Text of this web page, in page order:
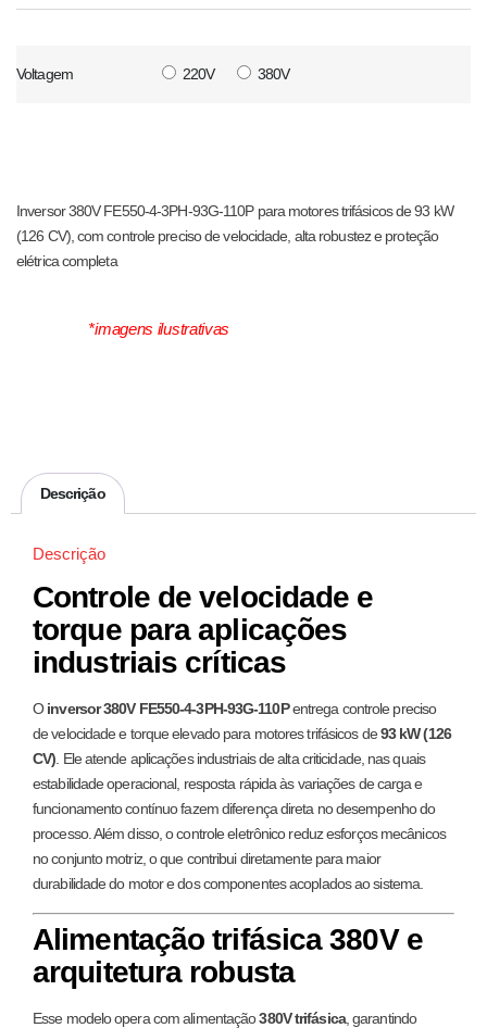
Voltagem 220V 380V
Inversor 380V FE550-4-3PH-93G-110P para motores trifásicos de 93 kW
(126 CV), com controle preciso de velocidade, alta robustez e proteção
elétrica completa
*imagens ilustrativas
Descrição
Descrição
Controle de velocidade e
torque para aplicações
industriais críticas
Oinversor 380V FE550-4-3PH-93G-110Pentrega controle preciso
de velocidade e torque elevado para motores trifásicos de93 kW (126
CV) . Ele atende aplicações industriais de alta criticidade, nas quais
estabilidade operacional, resposta rápida às variações de carga e
funcionamento contínuo fazem diferença direta no desempenho do
processo. Além disso, o controle eletrônico reduz esforços mecânicos
no conjunto motriz, o que contribui diretamente para maior
durabilidade do motor e dos componentes acoplados ao sistema.
Alimentação trifásica 380V e
arquitetura robusta
Esse modelo opera com alimentação380V trifásica, garantindo